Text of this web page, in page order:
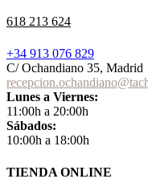
618 213 624
+34 913 076 829
C/ Ochandiano 35, Madrid
Lunes a Viernes:
11:00h a 20:00h
Sábados:
10:00h a 18:00h
TIENDA ONLINE